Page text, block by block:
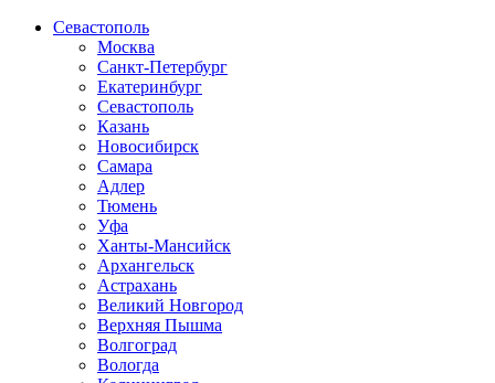
Севастополь
Москва
Санкт-Петербург
Екатеринбург
Севастополь
Казань
Новосибирск
Самара
Адлер
Тюмень
Уфа
Ханты-Мансийск
Архангельск
Астрахань
Великий Новгород
Верхняя Пышма
Волгоград
Вологда